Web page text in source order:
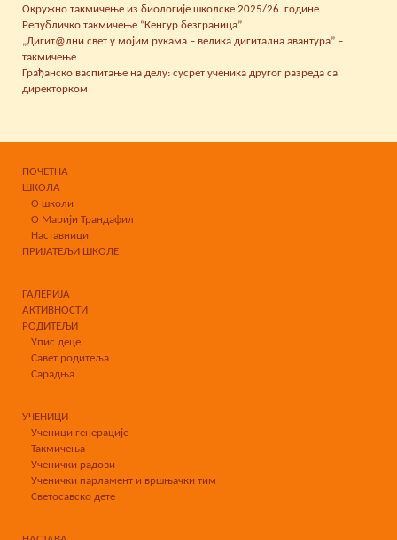
Окружно такмичење из биологије школске 2025/26. године
Републичко такмичење “Кенгур безграница”
„Дигит@лни свет у мојим рукама – велика дигитална авантура” –
такмичење
Грађанско васпитање на делу: сусрет ученика другог разреда са
директорком
ПОЧЕТНА
ШКОЛА
О школи
О Марији Трандафил
Наставници
ПРИЈАТЕЉИ ШКОЛЕ
ГАЛЕРИЈА
АКТИВНОСТИ
РОДИТЕЉИ
Упис деце
Савет родитеља
Сарадња
УЧЕНИЦИ
Ученици генерације
Такмичења
Ученички радови
Ученички парламент и вршњачки тим
Светосавско дете